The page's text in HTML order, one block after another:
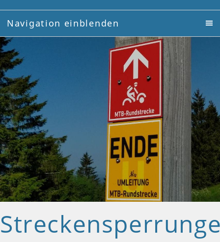
Navigation einblenden